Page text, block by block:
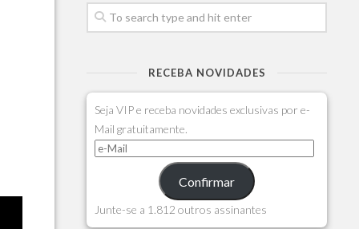
RECEBA NOVIDADES
Seja VIP e receba novidades exclusivas por e-
Mail gratuitamente.
Confirmar
Junte-se a 1.812 outros assinantes